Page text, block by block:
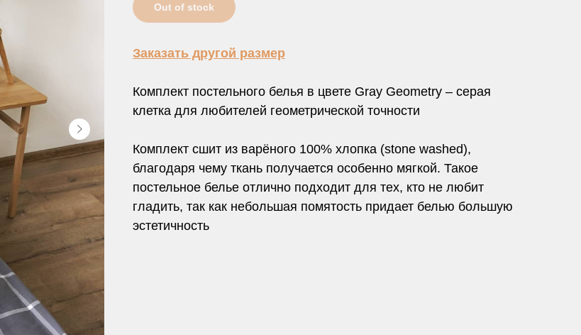
Out of stock
Заказать другой размер
Комплект постельного белья в цвете Gray Geometry – серая
клетка для любителей геометрической точности
Комплект сшит из варёного 100% хлопка (stone washed),
благодаря чему ткань получается особенно мягкой. Такое
постельное белье отлично подходит для тех, кто не любит
гладить, так как небольшая помятость придает белью большую
эстетичность